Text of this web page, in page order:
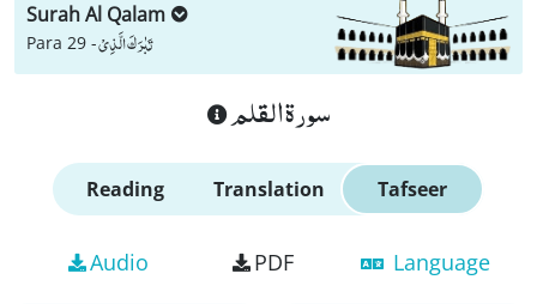
Surah Al Qalam
Para 29 -تَبٰرَكَ الَّذِیْ
سورة القلم
Reading Translation Tafseer
Audio PDF Language